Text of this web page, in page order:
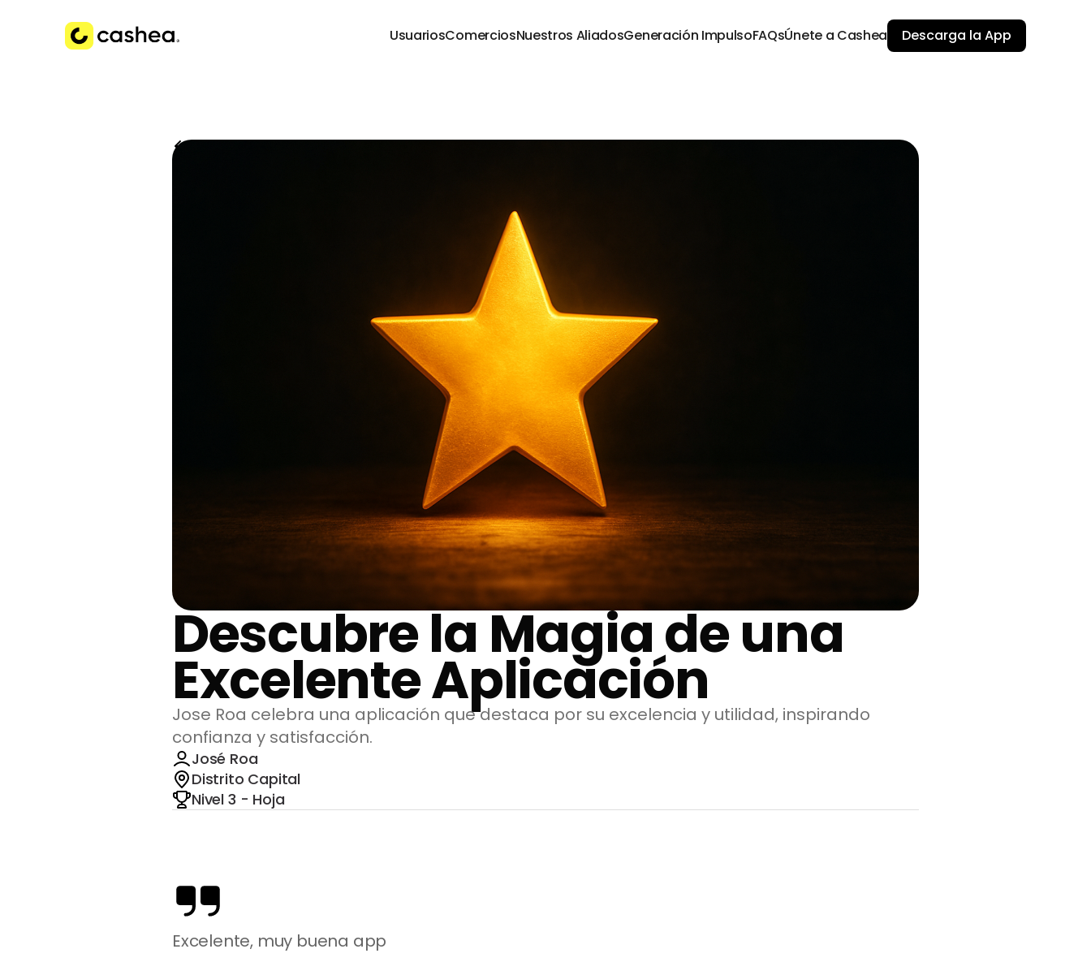
UsuariosComerciosNuestros AliadosGeneración ImpulsoFAQsÚnete a Cashea Descarga la App
Volver a Historias
Descubre la Magia de una
Excelente Aplicación
Jose Roa celebra una aplicación que destaca por su excelencia y utilidad, inspirando
confianza y satisfacción.
José Roa
Distrito Capital
Nivel 3 - Hoja
Excelente, muy buena app